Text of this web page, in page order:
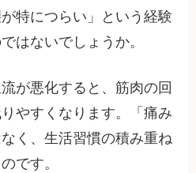
特につらい」という経験
はないでしょうか。
が悪化すると、筋肉の回
やすくなります。「痛み
く、生活習慣の積み重ね
です。